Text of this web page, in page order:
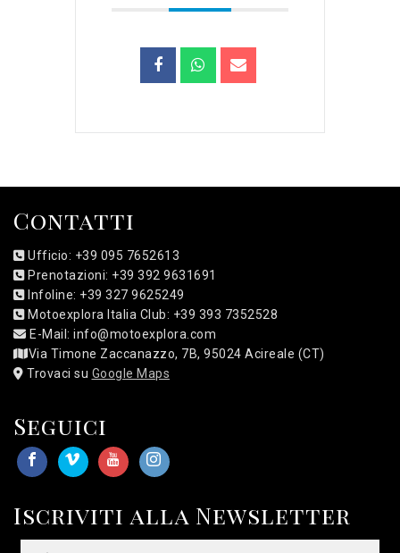
Contatti
Ufficio: +39 095 7652613
Prenotazioni: +39 392 9631691
Infoline: +39 327 9625249
Motoexplora Italia Club: +39 393 7352528
E-Mail: info@motoexplora.com
Via Timone Zaccanazzo, 7B, 95024 Acireale (CT)
Trovaci su Google Maps
Seguici
Iscriviti alla Newsletter